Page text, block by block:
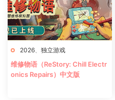
2026 独立游戏
维修物语（ReStory: Chill Electr
onics Repairs）中文版